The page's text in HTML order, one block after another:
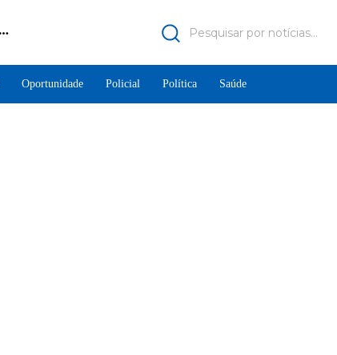
Pesquisar por notícias...
Oportunidade Policial Política Saúde